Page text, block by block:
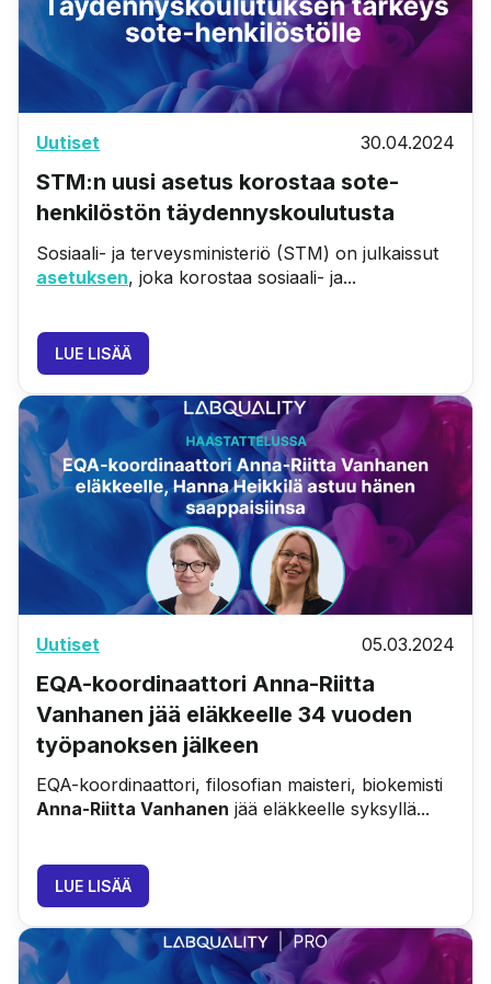
Uutiset 30.04.2024
STM:n uusi asetus korostaa sote-
henkilöstön täydennyskoulutusta
Sosiaali- ja terveysministeriö (STM) on julkaissut
asetuksen, joka korostaa sosiaali- ja...
LUE LISÄÄ
Uutiset 05.03.2024
EQA-koordinaattori Anna-Riitta
Vanhanen jää eläkkeelle 34 vuoden
työpanoksen jälkeen
EQA-koordinaattori, filosofian maisteri, biokemisti
Anna-Riitta Vanhanen jää eläkkeelle syksyllä...
LUE LISÄÄ